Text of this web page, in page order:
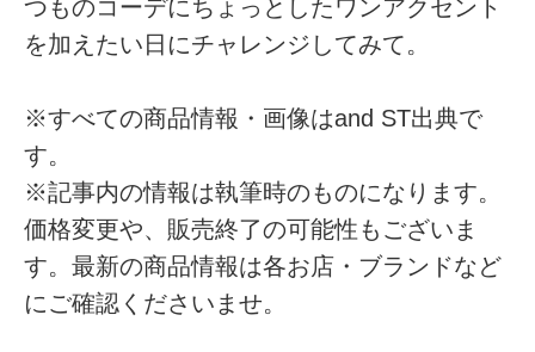
つものコーデにちょっとしたワンアクセント
を加えたい日にチャレンジしてみて。
※すべての商品情報・画像はand ST出典で
す。
※記事内の情報は執筆時のものになります。
価格変更や、販売終了の可能性もございま
す。最新の商品情報は各お店・ブランドなど
にご確認くださいませ。